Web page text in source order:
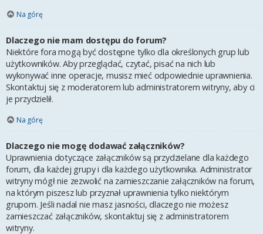
Na górę
Dlaczego nie mam dostępu do forum?
Niektóre fora mogą być dostępne tylko dla określonych grup lub
użytkowników. Aby przeglądać, czytać, pisać na nich lub
wykonywać inne operacje, musisz mieć odpowiednie uprawnienia.
Skontaktuj się z moderatorem lub administratorem witryny, aby ci
je przydzielił.
Na górę
Dlaczego nie mogę dodawać załączników?
Uprawnienia dotyczące załączników są przydzielane dla każdego
forum, dla każdej grupy i dla każdego użytkownika. Administrator
witryny mógł nie zezwolić na zamieszczanie załączników na forum,
na którym piszesz lub przyznał uprawnienia tylko niektórym
grupom. Jeśli nadal nie masz jasności, dlaczego nie możesz
zamieszczać załączników, skontaktuj się z administratorem
witryny.